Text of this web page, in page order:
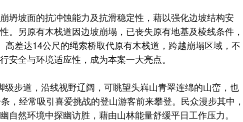
坍坡面的抗冲蚀能力及抗滑稳定性，藉以强化边坡结构安
。另原有木栈道因边坡崩塌，已丧失原有地基及棱线条件，
高差达14公尺的绳索桥取代原有木栈道，跨越崩塌区域，不
安全与环境适应性，成为本案一大亮点。
步道，沿线视野辽阔，可眺望头嵙山青翠连绵的山峦，也
，经常吸引喜爱挑战的登山游客前来攀登。民众漫步其中，
自然环境中探幽访胜，藉由山林能量舒缓平日工作压力。